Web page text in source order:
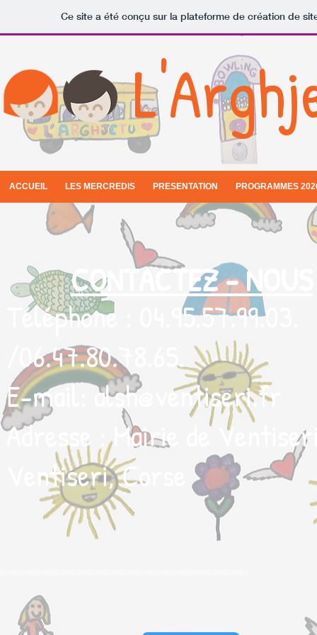
Ce site a été conçu sur la plateforme de création de
ACCUEIL LES MERCREDIS PRESENTATION PROGRAMMES
CONTACTEZ - NOUS
Téléphone : 04.95.57.99.03.
/06.47.80.78.65.
E-mail:alsh@ventiseri.fr
Adresse : Mairie de
Ventiseri, Corse